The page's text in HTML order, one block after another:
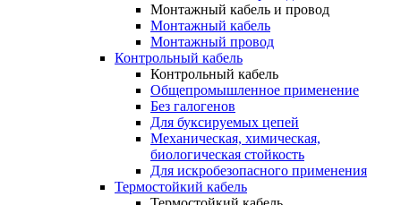
Монтажный кабель и провод
Монтажный кабель
Монтажный провод
Контрольный кабель
Контрольный кабель
Общепромышленное применение
Без галогенов
Для буксируемых цепей
Механическая, химическая,
биологическая стойкость
Для искробезопасного применения
Термостойкий кабель